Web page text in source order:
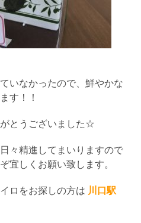
いなかったので、鮮やかな
す！！
とうございました☆
々精進してまいりますので
宜しくお願い致します。
ロをお探しの方は 川口駅